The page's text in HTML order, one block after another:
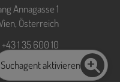
Annagasse 1
Österreich
+43 1 35 600 10
1 35 600 10 80
Suchagent aktivieren